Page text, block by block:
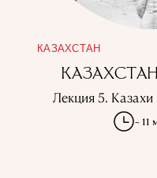
КАЗАХСТАН
Лекция 5.
~ 11